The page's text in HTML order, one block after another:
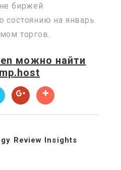
биржей
состоянию на январь
торгов.
можно найти
Review Insights